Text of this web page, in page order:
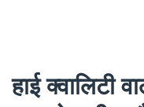
हाई क्वालिटी